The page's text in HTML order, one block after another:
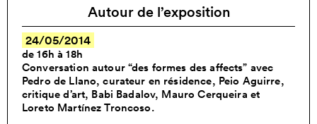
Autour de l’exposition
24/05/2014
de 16h à 18h
Conversation autour “des formes des affects” avec
Pedro de Llano, curateur en résidence, Peio Aguirre,
critique d’art, Babi Badalov, Mauro Cerqueira et
Loreto Martínez Troncoso.